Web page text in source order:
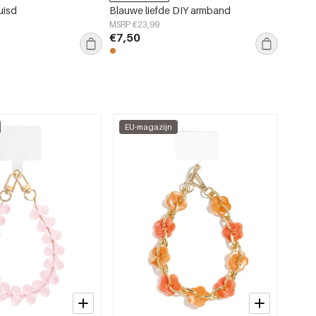
Blauwe liefde DIY armband
MSRP €23,99
€7,50
EU-magazijn